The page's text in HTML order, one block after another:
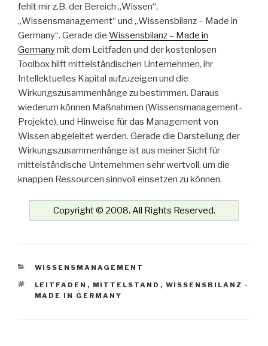
fehlt mir z.B. der Bereich „Wissen“,
„Wissensmanagement“ und „Wissensbilanz – Made in
Germany“. Gerade die Wissensbilanz – Made in
Germanymit dem Leitfaden und der kostenlosen
Toolbox hilft mittelständischen Unternehmen, ihr
Intellektuelles Kapital aufzuzeigen und die
Wirkungszusammenhänge zu bestimmen. Daraus
wiederum können Maßnahmen (Wissensmanagement-
Projekte), und Hinweise für das Management von
Wissen abgeleitet werden. Gerade die Darstellung der
Wirkungszusammenhänge ist aus meiner Sicht für
mittelständische Unternehmen sehr wertvoll, um die
knappen Ressourcen sinnvoll einsetzen zu können.
Copyright © 2008. All Rights Reserved.
KATEGORIEN
WISSENSMANAGEMENT
SCHLAGWÖRTER
LEITFADEN , MITTELSTAND , WISSENSBILANZ -
MADE IN GERMANY